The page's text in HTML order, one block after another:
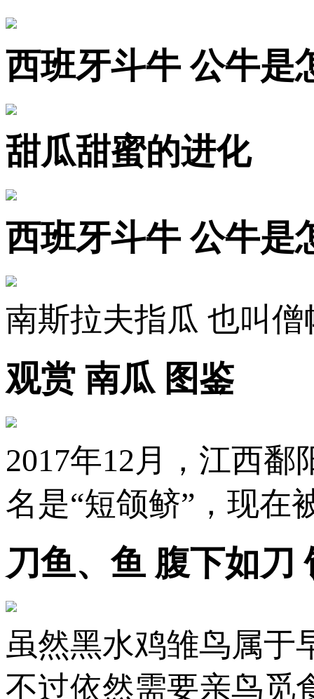
西班牙斗牛 公牛是
甜瓜甜蜜的进化
西班牙斗牛 公牛是
南斯拉夫指瓜 也叫
观赏 南瓜 图鉴
2017年12月，江西
名是“短颌鲚”，现在
刀鱼、鱼 腹下如刀
虽然黑水鸡雏鸟属于
不过依然需要亲鸟觅